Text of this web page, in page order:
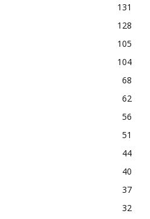
131
128
105
104
68
62
56
51
44
40
37
32